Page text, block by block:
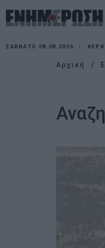
ΣΆΒΒΑΤΟ 08.08.2026
Αρχική